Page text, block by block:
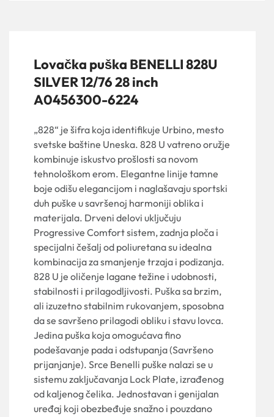
Lovačka puška BENELLI 828U
SILVER 12/76 28 inch
A0456300-6224
„828“ je šifra koja identifikuje Urbino, mesto
svetske baštine Uneska. 828 U vatreno oružje
kombinuje iskustvo prošlosti sa novom
tehnološkom erom. Elegantne linije tamne
boje odišu elegancijom i naglašavaju sportski
duh puške u savršenoj harmoniji oblika i
materijala. Drveni delovi uključuju
Progressive Comfort sistem, zadnja ploča i
specijalni češalj od poliuretana su idealna
kombinacija za smanjenje trzaja i podizanja.
828 U je oličenje lagane težine i udobnosti,
stabilnosti i prilagodljivosti. Puška sa brzim,
ali izuzetno stabilnim rukovanjem, sposobna
da se savršeno prilagodi obliku i stavu lovca.
Jedina puška koja omogućava fino
podešavanje pada i odstupanja (Savršeno
prijanjanje). Srce Benelli puške nalazi se u
sistemu zaključavanja Lock Plate, izrađenog
od kaljenog čelika. Jednostavan i genijalan
uređaj koji obezbeđuje snažno i pouzdano